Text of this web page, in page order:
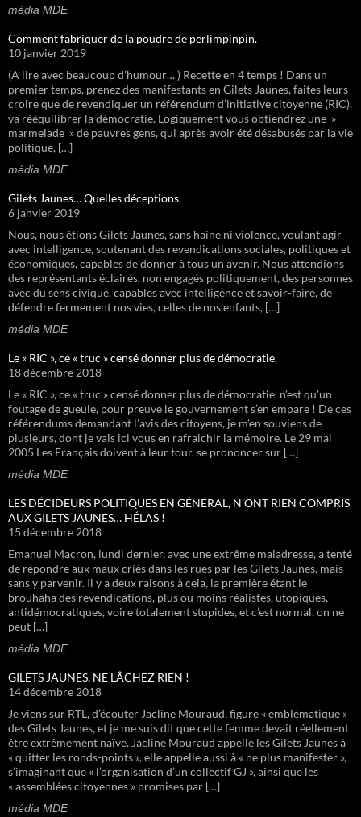
média MDE
Comment fabriquer de la poudre de perlimpinpin.
10 janvier 2019
(A lire avec beaucoup d’humour… ) Recette en 4 temps ! Dans un
premier temps, prenez des manifestants en Gilets Jaunes, faites leurs
croire que de revendiquer un référendum d’initiative citoyenne (RIC),
va rééquilibrer la démocratie. Logiquement vous obtiendrez une »
marmelade » de pauvres gens, qui après avoir été désabusés par la vie
politique, […]
média MDE
Gilets Jaunes… Quelles déceptions.
6 janvier 2019
Nous, nous étions Gilets Jaunes, sans haine ni violence, voulant agir
avec intelligence, soutenant des revendications sociales, politiques et
économiques, capables de donner à tous un avenir. Nous attendions
des représentants éclairés, non engagés politiquement, des personnes
avec du sens civique, capables avec intelligence et savoir-faire, de
défendre fermement nos vies, celles de nos enfants, […]
média MDE
Le « RIC », ce « truc » censé donner plus de démocratie.
18 décembre 2018
Le « RIC », ce « truc » censé donner plus de démocratie, n’est qu’un
foutage de gueule, pour preuve le gouvernement s’en empare ! De ces
référendums demandant l’avis des citoyens, je m’en souviens de
plusieurs, dont je vais ici vous en rafraichir la mémoire. Le 29 mai
2005 Les Français doivent à leur tour, se prononcer sur […]
média MDE
LES DÉCIDEURS POLITIQUES EN GÉNÉRAL, N’ONT RIEN COMPRIS
AUX GILETS JAUNES… HÉLAS !
15 décembre 2018
Emanuel Macron, lundi dernier, avec une extrême maladresse, a tenté
de répondre aux maux criés dans les rues par les Gilets Jaunes, mais
sans y parvenir. Il y a deux raisons à cela, la première étant le
brouhaha des revendications, plus ou moins réalistes, utopiques,
antidémocratiques, voire totalement stupides, et c’est normal, on ne
peut […]
média MDE
GILETS JAUNES, NE LÂCHEZ RIEN !
14 décembre 2018
Je viens sur RTL, d’écouter Jacline Mouraud, figure « emblématique »
des Gilets Jaunes, et je me suis dit que cette femme devait réellement
être extrêmement naïve. Jacline Mouraud appelle les Gilets Jaunes à
« quitter les ronds-points », elle appelle aussi à « ne plus manifester »,
s’imaginant que « l’organisation d’un collectif GJ », ainsi que les
« assemblées citoyennes » promises par […]
média MDE